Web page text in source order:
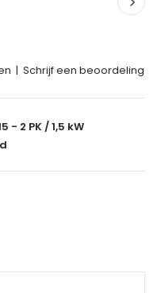
| Schrijf een beoordeling
- 2 PK / 1,5 kW